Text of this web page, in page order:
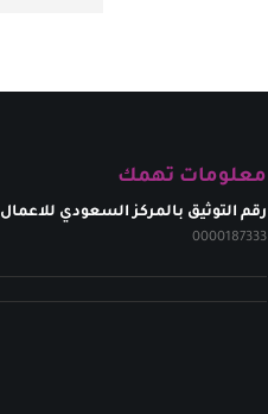
معلومات تهمك
رقم التوثيق بالمركز السعودي للاعمال
0000187333